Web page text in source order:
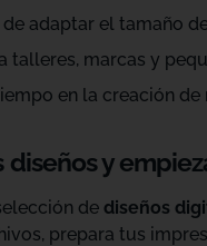
adaptar el tamaño
talleres, marcas y
en la creación
diseños y
de diseños
prepara tus